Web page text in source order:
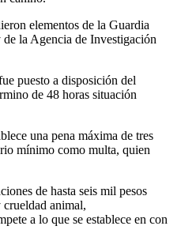
elementos de la Guardia
la Agencia de Investigación
puesto a disposición del
de 48 horas situación
una pena máxima de tres
mínimo como multa, quien
de hasta seis mil pesos
animal,
a lo que se establece en con